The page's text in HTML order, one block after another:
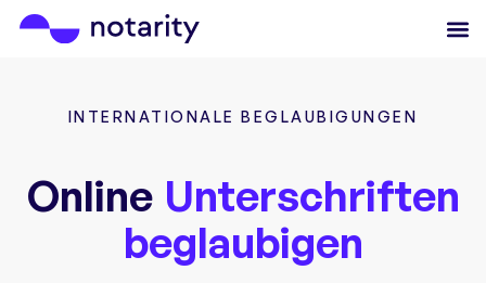
INTERNATIONALE BEGLAUBIGUNGEN
Online Unterschriften
beglaubigen